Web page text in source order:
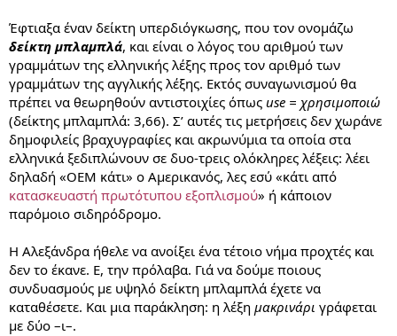
Έφτιαξα έναν δείκτη υπερδιόγκωσης, που τον ονομάζω
δείκτη μπλαμπλά, και είναι ο λόγος του αριθμού των
γραμμάτων της ελληνικής λέξης προς τον αριθμό των
γραμμάτων της αγγλικής λέξης. Εκτός συναγωνισμού θα
πρέπει να θεωρηθούν αντιστοιχίες όπως use = χρησιμοποιώ
(δείκτης μπλαμπλά: 3,66). Σ’ αυτές τις μετρήσεις δεν χωράνε
δημοφιλείς βραχυγραφίες και ακρωνύμια τα οποία στα
ελληνικά ξεδιπλώνουν σε δυο-τρεις ολόκληρες λέξεις: λέει
δηλαδή «OEM κάτι» ο Αμερικανός, λες εσύ «κάτι από
κατασκευαστή πρωτότυπου εξοπλισμού» ή κάποιον
παρόμοιο σιδηρόδρομο.
Η Αλεξάνδρα ήθελε να ανοίξει ένα τέτοιο νήμα προχτές και
δεν το έκανε. Ε, την πρόλαβα. Γιά να δούμε ποιους
συνδυασμούς με υψηλό δείκτη μπλαμπλά έχετε να
καταθέσετε. Και μια παράκληση: η λέξη μακρινάρι γράφεται
με δύο –ι–.